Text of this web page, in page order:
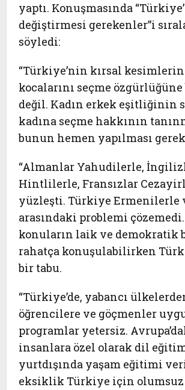
yaptı. Konuşmasında
değiştirmesi gerekenler”i
söyledi:
“Türkiye’nin kırsal
kocalarını seçme
değil. Kadın erkek eşitliğinin
kadına seçme hakkının
bunun hemen yapılması
“Almanlar Yahudilerle,
Hintlilerle, Fransızlar
yüzleşti. Türkiye Ermenilerle
arasındaki problemi
konuların laik ve demokratik
rahatça konuşulabilirken
bir tabu.
“Türkiye’de, yabancı
öğrencilere ve göçmenler
programlar yetersiz.
insanlara özel olarak dil
yurtdışında yaşam eğitimi
eksiklik Türkiye için olumsuz